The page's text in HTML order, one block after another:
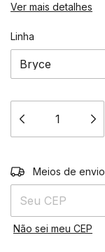
Ver mais detalhes
Linha
Entregas para o CEP:
Meios de envio
Não sei meu CEP